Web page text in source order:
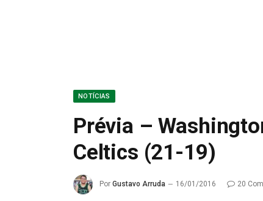
NOTÍCIAS
Prévia –
Celtics (21-19)
Por Gustavo Arruda 16/01/2016 20